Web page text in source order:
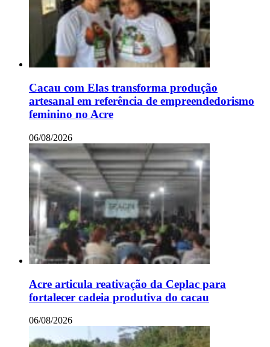
Cacau com Elas transforma produção
artesanal em referência de empreendedorismo
feminino no Acre
06/08/2026
Acre articula reativação da Ceplac para
fortalecer cadeia produtiva do cacau
06/08/2026